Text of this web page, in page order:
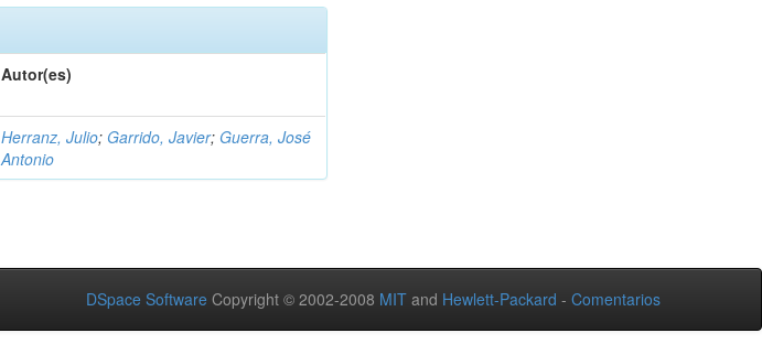
Autor(es)
Herranz, Julio; Garrido, Javier; Guerra, José
Antonio
DSpace Software Copyright © 2002-2008 MIT and Hewlett-Packard - Comentarios